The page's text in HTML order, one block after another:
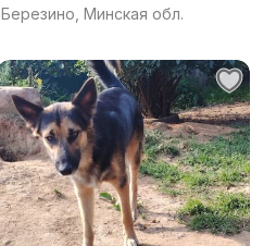
Березино, Минская обл.